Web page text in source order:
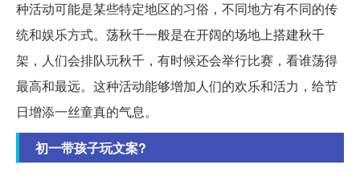
种活动可能是某些特定地区的习俗，不同地方有不同的传
统和娱乐方式。荡秋千一般是在开阔的场地上搭建秋千
架，人们会排队玩秋千，有时候还会举行比赛，看谁荡得
最高和最远。这种活动能够增加人们的欢乐和活力，给节
日增添一丝童真的气息。
初一带孩子玩文案?